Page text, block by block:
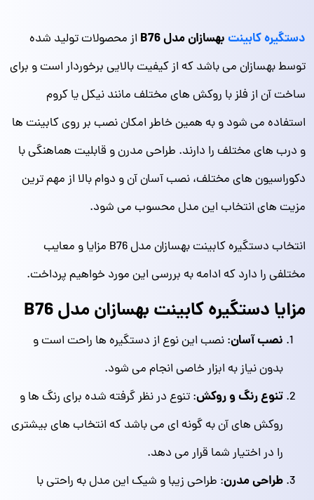
دستگیره کابینتبهسازان مدل B76
از محصولات تولید شده
توسط بهسازان می باشد که از کیفیت بالایی برخوردار است و برای
ساخت آن از فلز با روکش‌ های مختلف مانند نیکل یا کروم
استفاده می‌ شود و به همین خاطر امکان نصب بر روی کابینت‌ ها
و درب‌ های مختلف را دارند. طراحی مدرن و قابلیت هماهنگی با
دکوراسیون‌ های مختلف، نصب آسان آن و دوام بالا از مهم ترین
مزیت های انتخاب این مدل محسوب می شود.
انتخاب دستگیره کابینت بهسازان مدل B76 مزایا و معایب
مختلفی را دارد که ادامه به بررسی این مورد خواهیم پرداخت.
مزایا دستگیره کابینت بهسازان مدل B76
نصب آسان: نصب این نوع از دستگیره‌ ها راحت است و
بدون نیاز به ابزار خاصی انجام می شود.
تنوع رنگ و روکش: تنوع در نظر گرفته شده برای رنگ‌ ها و
روکش‌ های آن به گونه ای می باشد که انتخاب‌ های بیشتری
را در اختیار شما قرار می دهد.
طراحی مدرن: طراحی زیبا و شیک این مدل به راحتی با